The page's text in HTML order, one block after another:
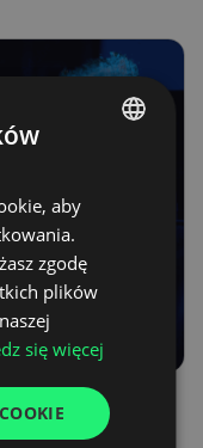
ENGLISH
UKRAINIAN
FRENCH
aby
zgodę
plików
się więcej